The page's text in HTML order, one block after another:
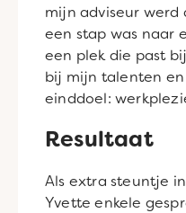
mijn adviseur
een stap was naar
een plek die past
bij mijn talenten
einddoel:
Resultaat
Als extra steuntje
Yvette enkele